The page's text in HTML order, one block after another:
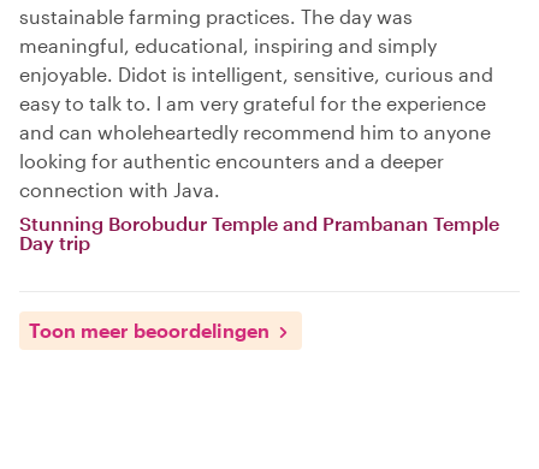
sustainable farming practices. The day was
meaningful, educational, inspiring and simply
enjoyable. Didot is intelligent, sensitive, curious and
easy to talk to. I am very grateful for the experience
and can wholeheartedly recommend him to anyone
looking for authentic encounters and a deeper
connection with Java.
Stunning Borobudur Temple and Prambanan Temple
Day trip
Toon meer beoordelingen